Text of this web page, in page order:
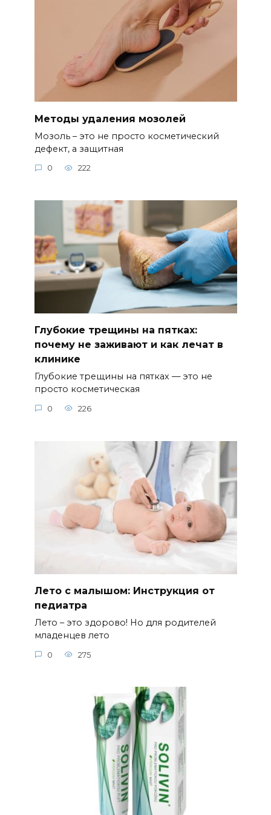
Методы удаления мозолей
Мозоль – это не просто косметический
дефект, а защитная
0 222
Глубокие трещины на пятках:
почему не заживают и как лечат в
клинике
Глубокие трещины на пятках — это не
просто косметическая
0 226
Лето с малышом: Инструкция от
педиатра
Лето – это здорово! Но для родителей
младенцев лето
0 275